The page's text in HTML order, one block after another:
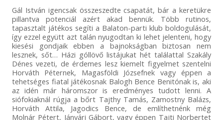
Gál István igencsak összeszedte csapatát, bár a keretükre
pillantva potenciál azért akad bennük. Több rutinos,
tapasztalt játékos segíti a Balaton-parti klub boldogulását,
így ezzel együtt azt talán nyugodtan ki lehet jelenteni, hogy
kiesési gondjaik ebben a bajnokságban biztosan nem
lesznek, sőt… Házi góllövő listájukat hét találattal Szakály
Dénes vezeti, de érdemes lesz kiemelt figyelmet szentelni
Horváth Péternek, Magasföldi Józsefnek vagy éppen a
tehetséges fiatal játékosnak Balogh Bence Benitónak is, aki
az idén már háromszor is eredményes tudott lenni. A
siófokiaknál rúgja a bőrt Tajthy Tamás, Zamostny Balázs,
Horváth Attila, Jagodics Bence, de említhetnénk még
Molnár Pétert, Jánvári Gábort, vagy éppen Tajti Norbertet